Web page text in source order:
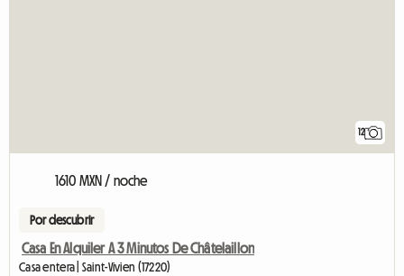
12
1610 MXN / noche
Por descubrir
Casa En Alquiler A 3 Minutos De Châtelaillon
Casa entera | Saint-Vivien (17220)